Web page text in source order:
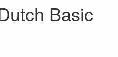
Basic